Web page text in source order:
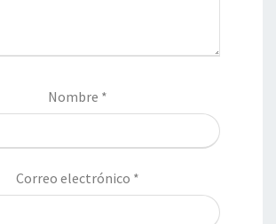
Nombre *
Correo electrónico *